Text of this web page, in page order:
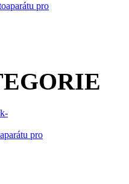
pro
pro